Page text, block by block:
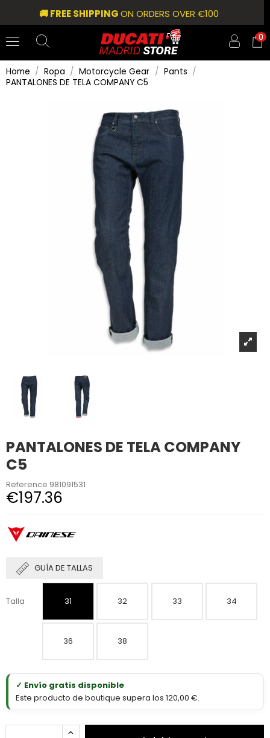
🚚 FREE SHIPPINGON ORDERS OVER €100
0
Home Ropa Motorcycle Gear
Pants
PANTALONES DE TELA COMPANY C5
PANTALONES DE TELA COMPANY
C5
Reference 981091531
€197.36
GUÍA DE TALLAS
Talla 31 32 33 34
36 38
✓ Envío gratis disponible
Este producto de boutique supera los 120,00 €.